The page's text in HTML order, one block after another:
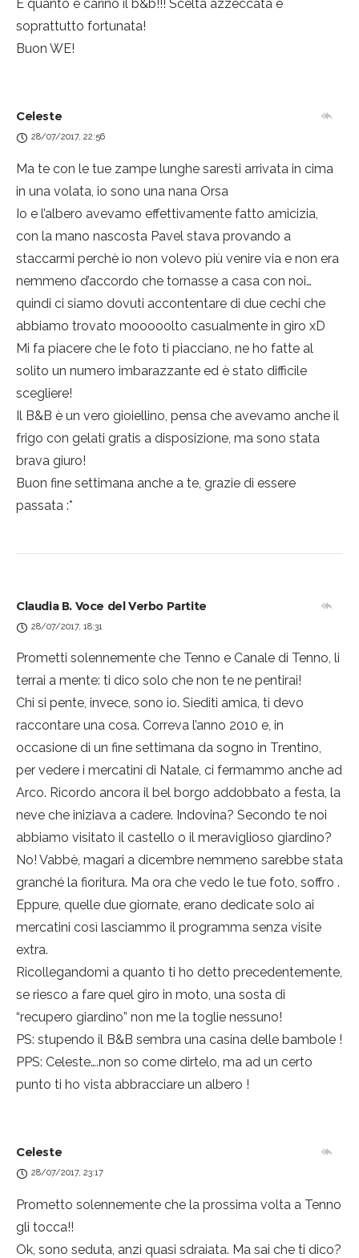
E quanto è carino il b&b!!! Scelta azzeccata e
soprattutto fortunata!
Buon WE!
Celeste
28/07/2017, 22:56
Ma te con le tue zampe lunghe saresti arrivata in cima
in una volata, io sono una nana Orsa
Io e l’albero avevamo effettivamente fatto amicizia,
con la mano nascosta Pavel stava provando a
staccarmi perchè io non volevo più venire via e non era
nemmeno d’accordo che tornasse a casa con noi…
quindi ci siamo dovuti accontentare di due cechi che
abbiamo trovato mooooolto casualmente in giro xD
Mi fa piacere che le foto ti piacciano, ne ho fatte al
solito un numero imbarazzante ed è stato difficile
scegliere!
Il B&B è un vero gioiellino, pensa che avevamo anche il
frigo con gelati gratis a disposizione, ma sono stata
brava giuro!
Buon fine settimana anche a te, grazie di essere
passata :*
Claudia B. Voce del Verbo Partite
28/07/2017, 18:31
Prometti solennemente che Tenno e Canale di Tenno, li
terrai a mente: ti dico solo che non te ne pentirai!
Chi si pente, invece, sono io. Siediti amica, ti devo
raccontare una cosa. Correva l’anno 2010 e, in
occasione di un fine settimana da sogno in Trentino,
per vedere i mercatini di Natale, ci fermammo anche ad
Arco. Ricordo ancora il bel borgo addobbato a festa, la
neve che iniziava a cadere. Indovina? Secondo te noi
abbiamo visitato il castello o il meraviglioso giardino?
No! Vabbè, magari a dicembre nemmeno sarebbe stata
granché la fioritura. Ma ora che vedo le tue foto, soffro .
Eppure, quelle due giornate, erano dedicate solo ai
mercatini così lasciammo il programma senza visite
extra.
Ricollegandomi a quanto ti ho detto precedentemente,
se riesco a fare quel giro in moto, una sosta di
“recupero giardino” non me la toglie nessuno!
PS: stupendo il B&B sembra una casina delle bambole !
PPS: Celeste….non so come dirtelo, ma ad un certo
punto ti ho vista abbracciare un albero !
Celeste
28/07/2017, 23:17
Prometto solennemente che la prossima volta a Tenno
gli tocca!!
Ok, sono seduta, anzi quasi sdraiata. Ma sai che ti dico?